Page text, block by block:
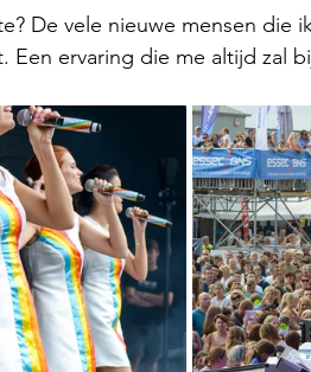
De vele nieuwe mensen
Een ervaring die me altijd zal